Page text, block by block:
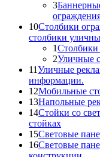
3
10Столбики
столбики
1Столбики
2Уличные
11Уличные
информации.
12Мобильные
13Напольные
14Стойки со
стойках
15Световые
16Световые